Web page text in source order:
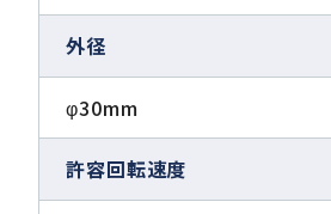
外径
φ30mm
許容回転速度